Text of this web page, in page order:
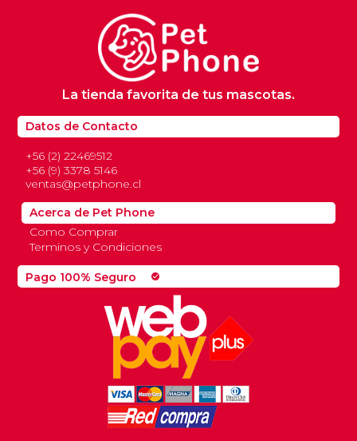
Pago 100% Seguro check_circle
Datos de Contacto
+56 (2) 22469512
+56 (9) 3378 5146
ventas@petphone.cl
La tienda favorita de tus mascotas.
Acerca de Pet Phone
Como Comprar
Terminos y Condiciones